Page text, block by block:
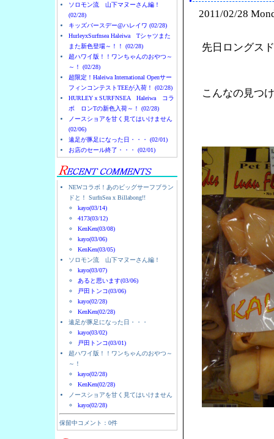
ソロモン流 山下マヌーさん編！
(02/28)
キッズバースデー@ハレイワ (02/28)
HurleyxSurfnsea Haleiwa Tシャツまた
また新色登場～！！ (02/28)
超ハワイ版！！ワンちゃんのおやつ～
～！ (02/28)
超限定！Haleiwa International Openサー
フィンコンテストTEEが入荷！ (02/28)
HURLEYｘSURFNSEA Haleiwa コラ
ボ ロンTの新色入荷～！ (02/28)
ノースショアを甘く見てはいけません
(02/06)
遠足が豚足になった日・・・ (02/01)
お店のセール終了・・・ (02/01)
NEWコラボ！あのビッグサーフブラン
ドと！ SurfnSea x Billabong!!
kayo(03/14)
4173(03/12)
KenKen(03/08)
kayo(03/06)
KenKen(03/05)
ソロモン流 山下マヌーさん編！
kayo(03/07)
あると思います(03/06)
戸田トンコ(03/06)
kayo(02/28)
KenKen(02/28)
遠足が豚足になった日・・・
kayo(03/02)
戸田トンコ(03/01)
超ハワイ版！！ワンちゃんのおやつ～
～！
kayo(02/28)
KenKen(02/28)
ノースショアを甘く見てはいけません
kayo(02/28)
保留中コメント：0件
2011/02/28
先日ロングス
こんなの見つ